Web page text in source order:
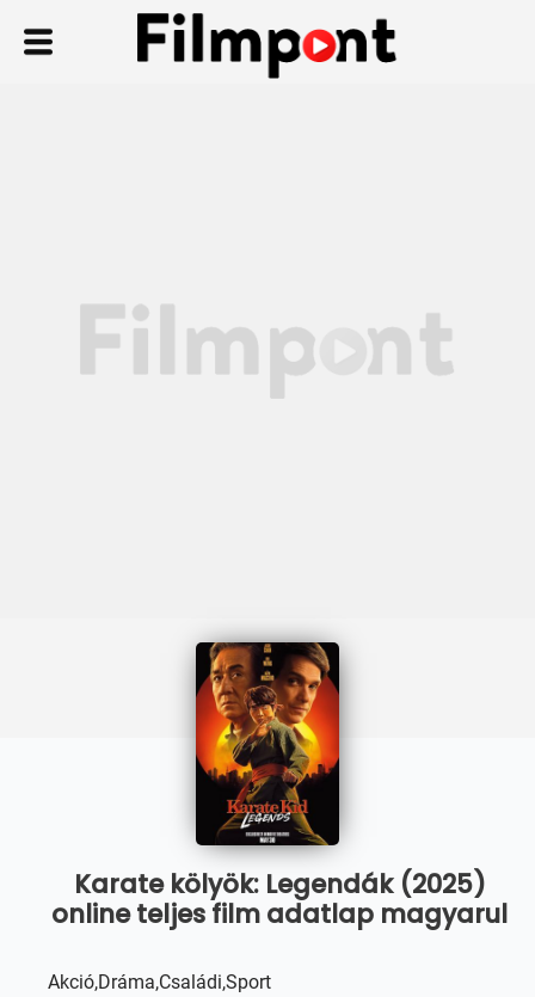
Karate kölyök: Legendák (2025)
online teljes film adatlap magyarul
Akció,Dráma,Családi,Sport